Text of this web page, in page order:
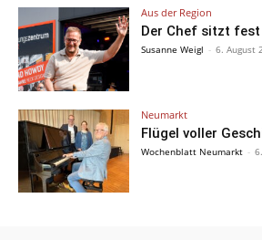
Aus der Region
Der Chef sitzt
Susanne Weigl - 6. August
Neumarkt
Flügel voller
Wochenblatt Neumarkt -